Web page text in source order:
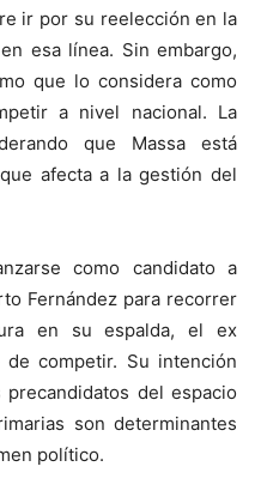
ir por su reelección en la
esa línea. Sin embargo,
que lo considera como
a nivel nacional. La
que Massa está
afecta a la gestión del
como candidato a
Fernández para recorrer
en su espalda, el ex
competir. Su intención
del espacio
son determinantes
político.